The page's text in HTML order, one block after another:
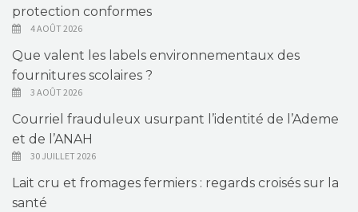
protection conformes
4 AOÛT 2026
Que valent les labels environnementaux des
fournitures scolaires ?
3 AOÛT 2026
Courriel frauduleux usurpant l’identité de l’Ademe
et de l’ANAH
30 JUILLET 2026
Lait cru et fromages fermiers : regards croisés sur la
santé